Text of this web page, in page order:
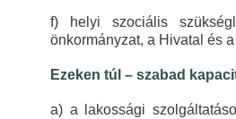
f) helyi szociális
önkormányzat, a Hivatal és
Ezeken túl – szabad
a) a lakossági